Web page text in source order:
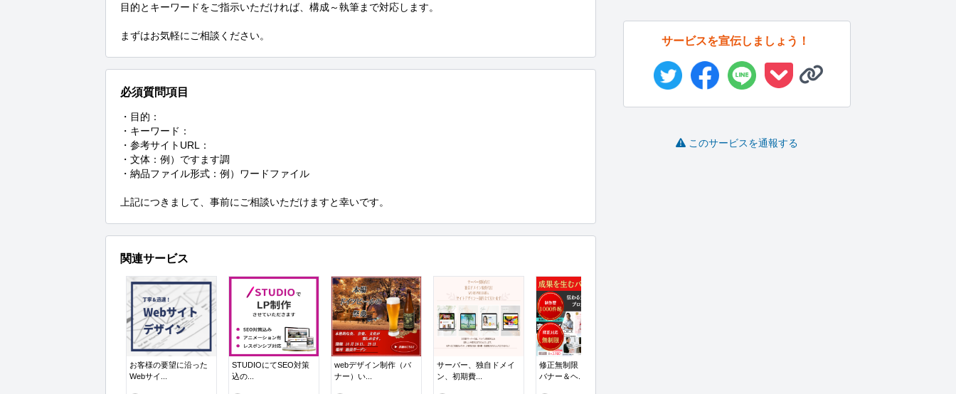
目的とキーワードをご指示いただければ、構成～執筆まで対応します。
まずはお気軽にご相談ください。
必須質問項目
・目的：
・キーワード：
・参考サイトURL：
・文体：例）ですます調
・納品ファイル形式：例）ワードファイル
上記につきまして、事前にご相談いただけますと幸いです。
関連サービス
お客様の要望に沿った
Webサイ...
STUDIOにてSEO対策
込の...
webデザイン制作（バ
ナー）い...
サーバー、独自ドメイ
ン、初期費...
修正無制限！高品質な
バナー＆ヘ...
サービスを宣伝しましょう！
このサービスを通報する